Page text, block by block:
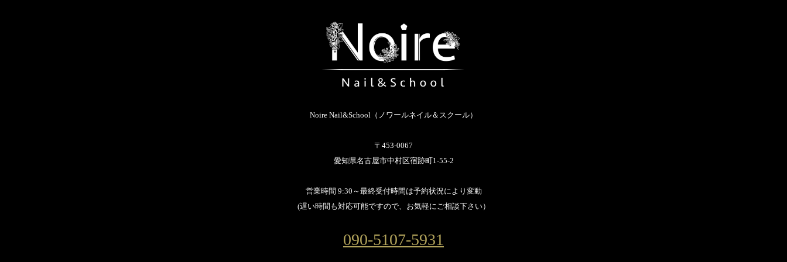
Noire Nail&School（ノワールネイル＆スクール）
〒453-0067
愛知県名古屋市中村区宿跡町1-55-2
営業時間 9:30～最終受付時間は予約状況により変動
(遅い時間も対応可能ですので、お気軽にご相談下さい）
090-5107-5931